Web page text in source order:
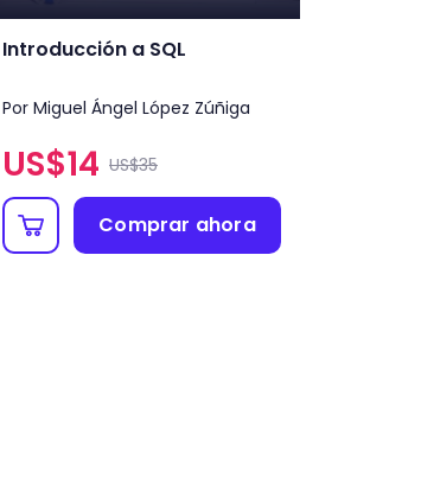
Introducción a SQL
Por Miguel Ángel López Zúñiga
US$14 US$35
Comprar ahora